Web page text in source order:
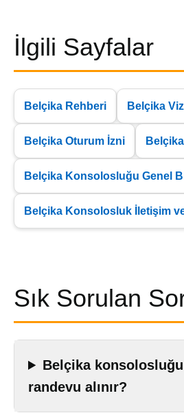
İlgili Sayfalar
Belçika Rehberi Belçika
Belçika Oturum İzni
Belçika Konsolosluğu Genel
Belçika Konsolosluk İletişim
Sık Sorulan
Belçika
randevu alınır?